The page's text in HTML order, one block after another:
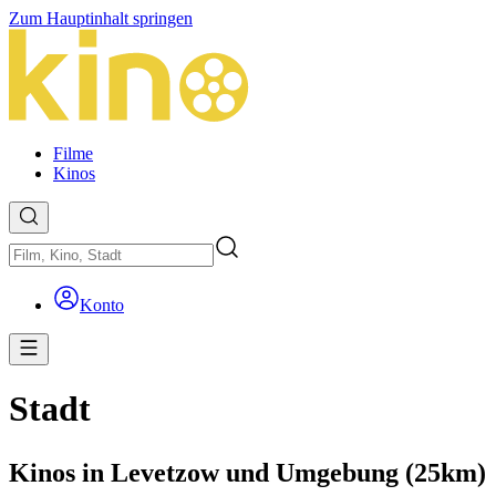
Zum Hauptinhalt springen
Filme
Kinos
Konto
Stadt
Kinos in Levetzow und Umgebung (25km)